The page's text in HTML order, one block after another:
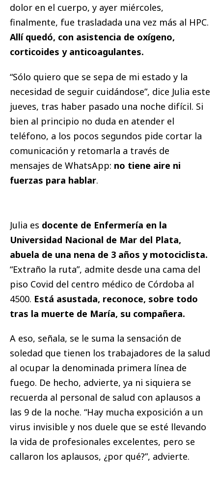
dolor en el cuerpo, y ayer miércoles,
finalmente, fue trasladada una vez más al HPC.
Allí quedó, con asistencia de oxígeno,
corticoides y anticoagulantes.
“Sólo quiero que se sepa de mi estado y la
necesidad de seguir cuidándose”, dice Julia este
jueves, tras haber pasado una noche difícil. Si
bien al principio no duda en atender el
teléfono, a los pocos segundos pide cortar la
comunicación y retomarla a través de
mensajes de WhatsApp: no tiene aire ni
fuerzas para hablar.
Julia es docente de Enfermería en la
Universidad Nacional de Mar del Plata,
abuela de una nena de 3 años y motociclista.
“Extraño la ruta”, admite desde una cama del
piso Covid del centro médico de Córdoba al
4500. Está asustada, reconoce, sobre todo
tras la muerte de María, su compañera.
A eso, señala, se le suma la sensación de
soledad que tienen los trabajadores de la salud
al ocupar la denominada primera línea de
fuego. De hecho, advierte, ya ni siquiera se
recuerda al personal de salud con aplausos a
las 9 de la noche. “Hay mucha exposición a un
virus invisible y nos duele que se esté llevando
la vida de profesionales excelentes, pero se
callaron los aplausos, ¿por qué?”, advierte.